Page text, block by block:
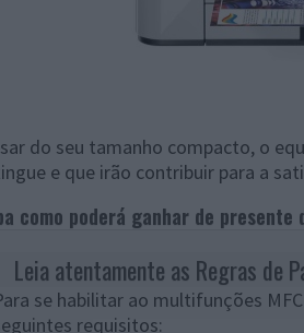
do seu tamanho compacto, o
e que irão contribuir para a
como poderá ganhar de
Leia atentamente as Regras de
se habilitar ao multifunções
requisitos: